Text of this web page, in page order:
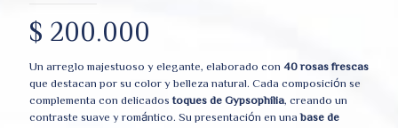
$ 200.000
Un arreglo majestuoso y elegante, elaborado con 40 rosas frescas
que destacan por su color y belleza natural. Cada composición se
complementa con delicados toques de Gypsophilia, creando un
contraste suave y romántico. Su presentación en unabase de